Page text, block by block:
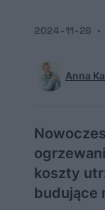
Anna
2024-11-26
koszty
budujące